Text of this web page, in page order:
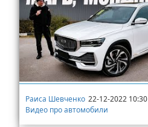
Раиса Шевченко 22-12-2022 10:30
Видео про автомобили